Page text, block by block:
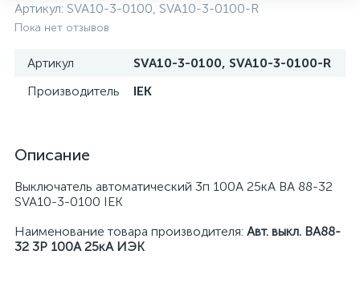
Артикул: SVA10-3-0100, SVA10-3-0100-R
Пока нет отзывов
Артикул
SVA10-3-0100, SVA10-3-0100-R
Производитель
IEK
Описание
Выключатель автоматический 3п 100А 25кА ВА 88-32
SVA10-3-0100 IEK
Наименование товара производителя: Авт. выкл. ВА88-
32 3Р 100А 25кА ИЭК